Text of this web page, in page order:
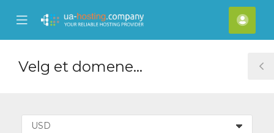
Mobile
Menu
Velg et domene...